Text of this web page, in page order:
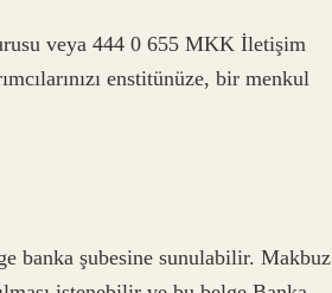
veya 444 0 655 MKK İletişim
enstitünüze, bir menkul
banka şubesine sunulabilir. Makbuz